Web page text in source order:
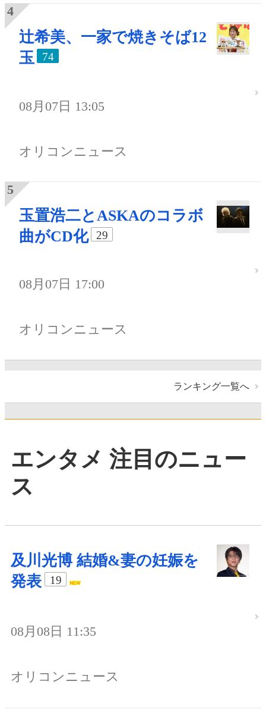
辻希美、一家で焼きそば12
玉
74
08月07日 13:05
オリコンニュース
玉置浩二とASKAのコラボ
曲がCD化
29
08月07日 17:00
オリコンニュース
ランキング一覧へ
エンタメ 注目のニュー
ス
及川光博 結婚&妻の妊娠を
発表
19
08月08日 11:35
オリコンニュース